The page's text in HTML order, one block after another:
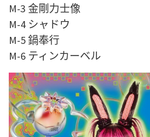
M-3 金剛力士像
M-4 シャドウ
M-5 鍋奉行
M-6 ティンカーベル